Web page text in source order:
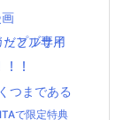
だとブサイ
！
つまである
ップル専用
で限定特典